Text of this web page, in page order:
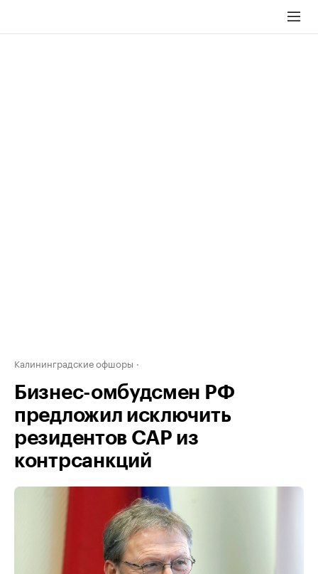
Калининградские офшоры
Бизнес-омбудсмен РФ
предложил исключить
резидентов САР из
контрсанкций